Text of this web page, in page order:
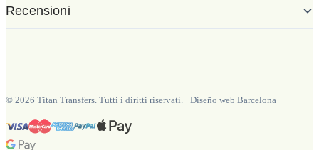
Recensioni
© 2026 Titan Transfers. Tutti i diritti riservati. · Diseño web Barcelona